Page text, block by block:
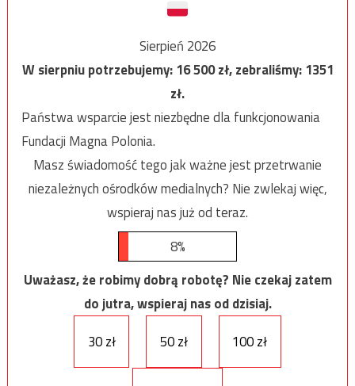
Sierpień 2026
W sierpniu potrzebujemy:16 500zł, zebraliśmy:1351
zł.
Państwa wsparcie jest niezbędne dla funkcjonowania
Fundacji Magna Polonia.
Masz świadomość tego jak ważne jest przetrwanie
niezależnych ośrodków medialnych? Nie zwlekaj więc,
wspieraj nas już od teraz.
8%
Uważasz, że robimy dobrą robotę? Nie czekaj zatem
do jutra, wspieraj nas od dzisiaj.
30 zł
50 zł 100 zł